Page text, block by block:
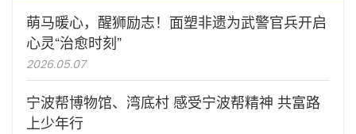
萌马暖心，醒狮励志！面塑非遗为武警官兵开启
心灵“治愈时刻”
2026.05.07
宁波帮博物馆、湾底村 感受宁波帮精神 共富路
上少年行